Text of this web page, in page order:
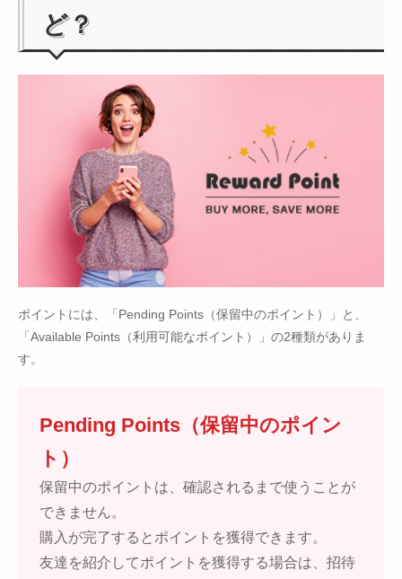
ど？
ポイントには、「Pending Points（保留中のポイント）」と、
「Available Points（利用可能なポイント）」の2種類がありま
す。
Pending Points（保留中のポイン
ト）
保留中のポイントは、確認されるまで使うことが
できません。
購入が完了するとポイントを獲得できます。
友達を紹介してポイントを獲得する場合は、招待